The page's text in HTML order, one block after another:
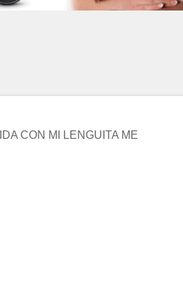
CON MI LENGUITA ME